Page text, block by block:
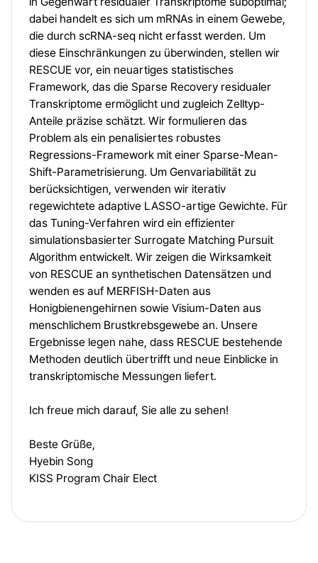
dabei handelt es sich um mRNAs in einem Gewebe,
die durch scRNA-seq nicht erfasst werden. Um
diese Einschränkungen zu überwinden, stellen wir
RESCUE vor, ein neuartiges statistisches
Framework, das die Sparse Recovery residualer
Transkriptome ermöglicht und zugleich Zelltyp-
Anteile präzise schätzt. Wir formulieren das
Problem als ein penalisiertes robustes
Regressions-Framework mit einer Sparse-Mean-
Shift-Parametrisierung. Um Genvariabilität zu
berücksichtigen, verwenden wir iterativ
regewichtete adaptive LASSO-artige Gewichte. Für
das Tuning-Verfahren wird ein effizienter
simulationsbasierter Surrogate Matching Pursuit
Algorithm entwickelt. Wir zeigen die Wirksamkeit
von RESCUE an synthetischen Datensätzen und
wenden es auf MERFISH-Daten aus
Honigbienengehirnen sowie Visium-Daten aus
menschlichem Brustkrebsgewebe an. Unsere
Ergebnisse legen nahe, dass RESCUE bestehende
Methoden deutlich übertrifft und neue Einblicke in
transkriptomische Messungen liefert.
Ich freue mich darauf, Sie alle zu sehen!
Beste Grüße,
Hyebin Song
KISS Program Chair Elect